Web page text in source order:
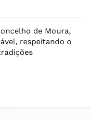
de Moura,
respeitando o